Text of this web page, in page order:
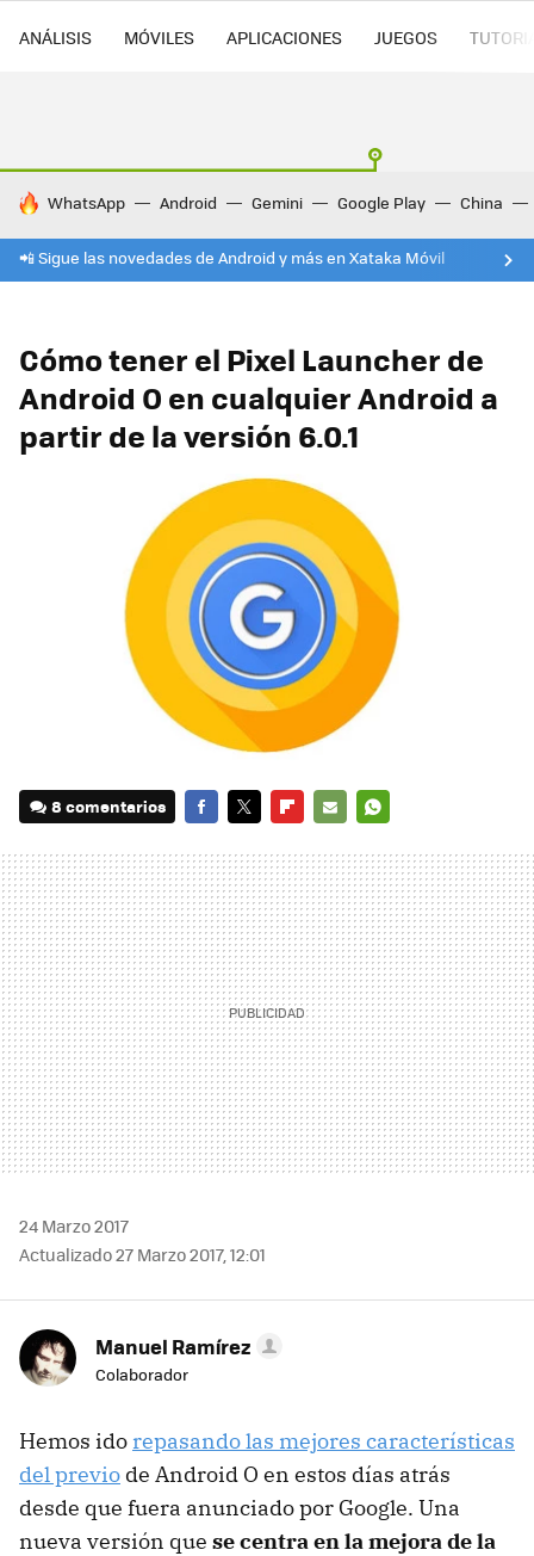
ANÁLISIS MÓVILES APLICACIONES JUEGOS
HOY SE HABLA DE
WhatsApp Android Gemini Google Play China
📲 Sigue las novedades de Android y más en Xataka Móvil
Cómo tener el Pixel Launcher de
Android O en cualquier Android a
partir de la versión 6.0.1
8 comentarios
MAIL
24 Marzo 2017
Actualizado 27 Marzo 2017, 12:01
Manuel Ramírez
Colaborador
Hemos ido repasando las mejores características
del previo de Android O en estos días atrás
desde que fuera anunciado por Google. Una
nueva versión que se centra en la mejora de la